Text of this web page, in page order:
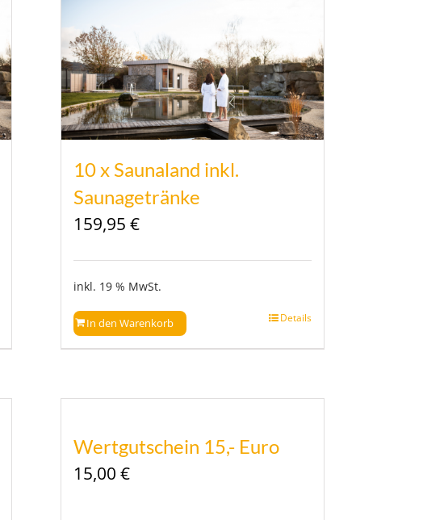
10 x Saunaland inkl.
Saunagetränke
159,95€
inkl. 19 % MwSt.
In den Warenkorb Details
Wertgutschein 15,- Euro
15,00€